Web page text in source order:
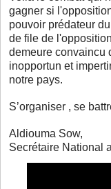
gagner si
pouvoir prédateur
de file de
demeure convaincu
inopportun et
notre pays.
S’organiser , se
Aldiouma Sow,
Secrétaire National